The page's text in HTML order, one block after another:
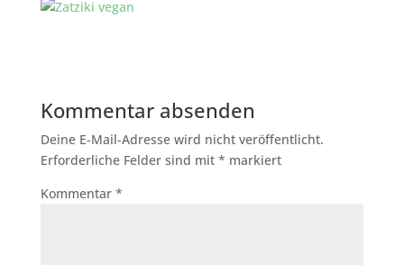
Kommentar absenden
Deine E-Mail-Adresse wird nicht veröffentlicht.
Erforderliche Felder sind mit * markiert
Kommentar *